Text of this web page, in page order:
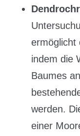
ermöglicht
indem die
Baumes
werden.
einer